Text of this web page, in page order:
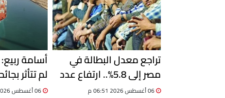
تراجع معدل البطالة في
مصر إلى 5.8%.. ارتفاع عدد
أسامة
لم تتأثر
06 أغسطس 2026 06:19 م